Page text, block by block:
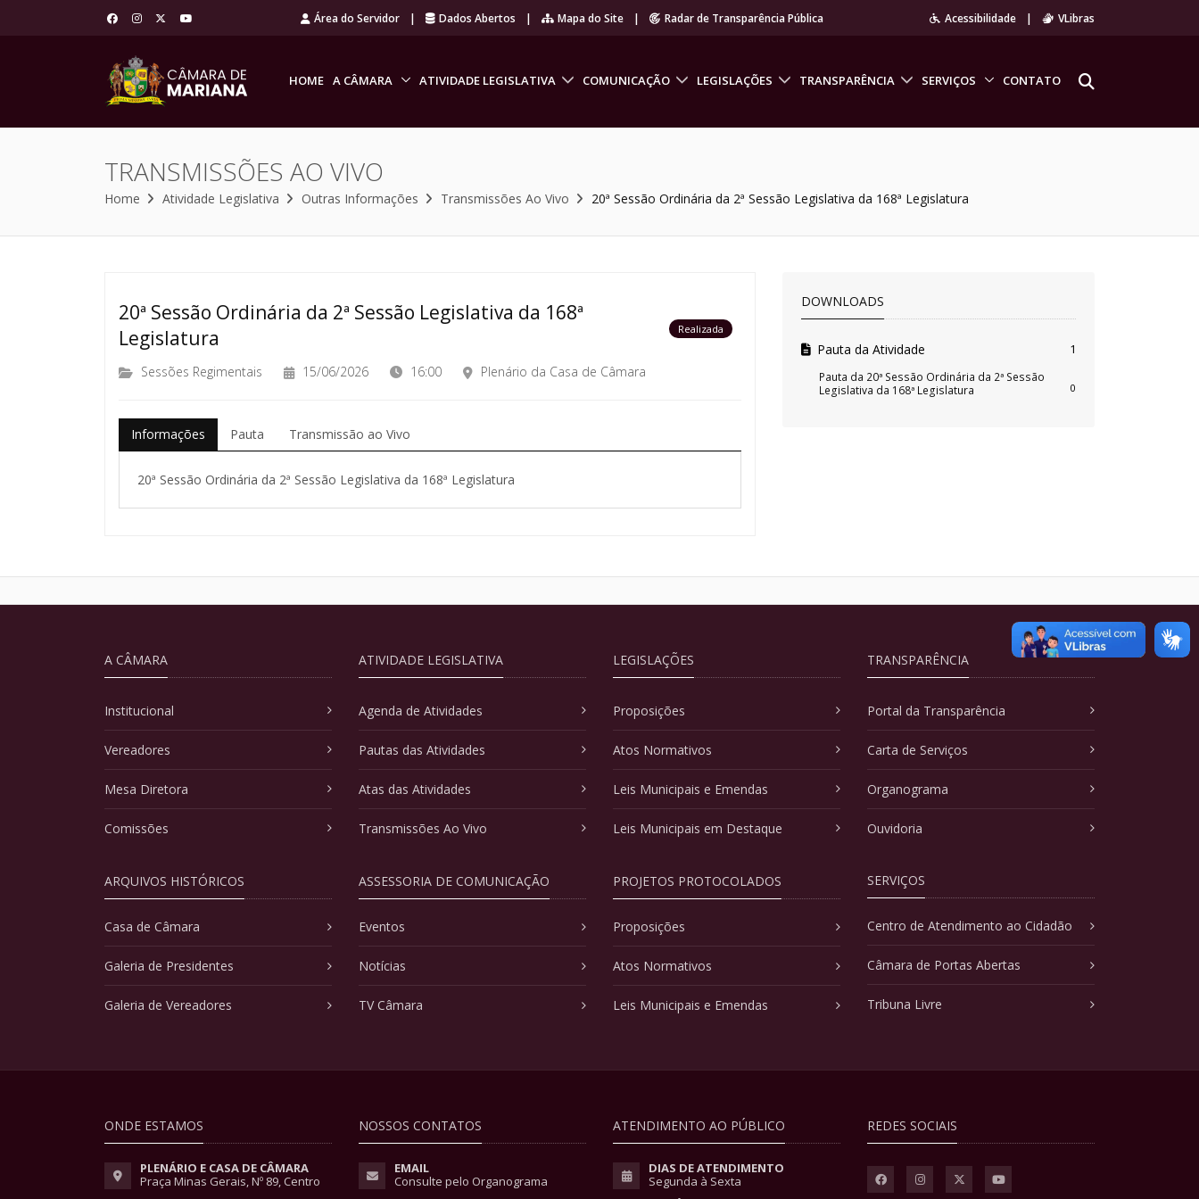
Área do Servidor | Dados Abertos | Mapa do Site | Radar de Transparência Pública Acessibilidade | VLibras
HOME A CÂMARA ATIVIDADE LEGISLATIVA COMUNICAÇÃO LEGISLAÇÕES TRANSPARÊNCIA SERVIÇOS CONTATO
TRANSMISSÕES AO VIVO
Home Atividade Legislativa Outras Informações Transmissões Ao Vivo 20ª Sessão Ordinária da 2ª Sessão Legislativa da 168ª Legislatura
20ª Sessão Ordinária da 2ª Sessão Legislativa da 168ª
Legislatura
Realizada
Sessões Regimentais 15/06/2026 16:00 Plenário da Casa de Câmara
Informações Pauta Transmissão ao Vivo
20ª Sessão Ordinária da 2ª Sessão Legislativa da 168ª Legislatura
DOWNLOADS
Pauta da Atividade 1
Pauta da 20ª Sessão Ordinária da 2ª Sessão
Legislativa da 168ª Legislatura
0
A CÂMARA
Institucional
Vereadores
Mesa Diretora
Comissões
ARQUIVOS HISTÓRICOS
Casa de Câmara
Galeria de Presidentes
Galeria de Vereadores
ATIVIDADE LEGISLATIVA
Agenda de Atividades
Pautas das Atividades
Atas das Atividades
Transmissões Ao Vivo
ASSESSORIA DE COMUNICAÇÃO
Eventos
Notícias
TV Câmara
LEGISLAÇÕES
Proposições
Atos Normativos
Leis Municipais e Emendas
Leis Municipais em Destaque
PROJETOS PROTOCOLADOS
Proposições
Atos Normativos
Leis Municipais e Emendas
TRANSPARÊNCIA
Portal da Transparência
Carta de Serviços
Organograma
Ouvidoria
SERVIÇOS
Centro de Atendimento ao Cidadão
Câmara de Portas Abertas
Tribuna Livre
ONDE ESTAMOS
PLENÁRIO E CASA DE CÂMARA
Praça Minas Gerais, Nº 89, Centro
NOSSOS CONTATOS
EMAIL
Consulte pelo Organograma
ATENDIMENTO AO PÚBLICO
DIAS DE ATENDIMENTO
Segunda à Sexta
REDES SOCIAIS